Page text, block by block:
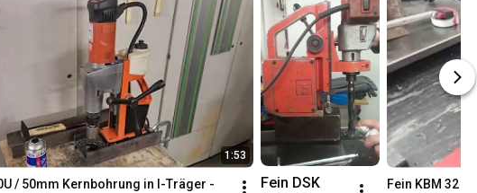
1:53
/ 50mm Kernbohrung in I-Träger -
Fein DSK
Fein KBM 32